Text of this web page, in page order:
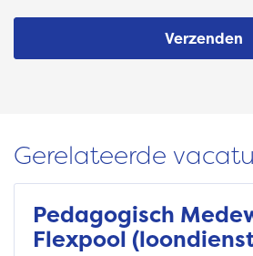
Verzenden
Gerelateerde
Pedagogisch
Flexpool